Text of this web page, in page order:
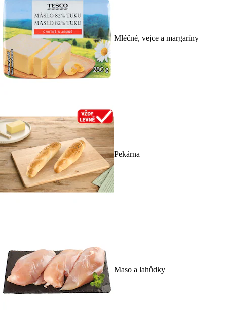
Mléčné, vejce a margaríny
Pekárna
Maso a lahůdky